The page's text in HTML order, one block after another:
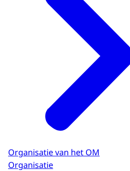
Organisatie van het OM
Organisatie